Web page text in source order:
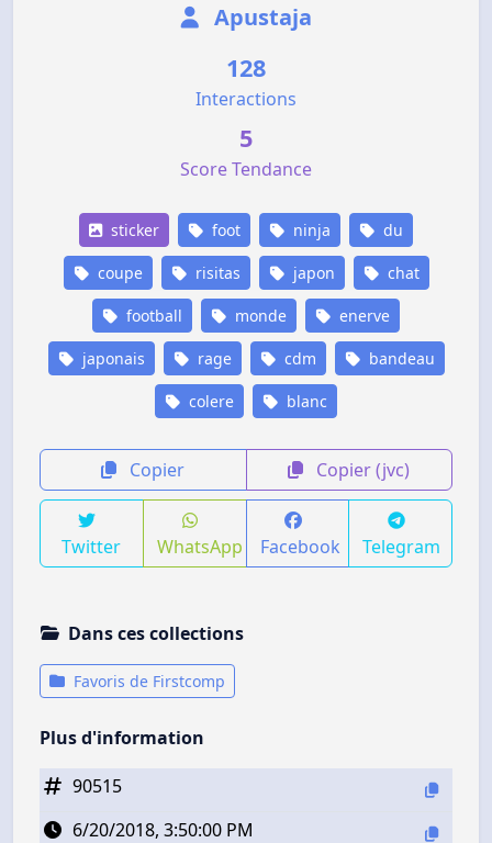
Apustaja
128
Interactions
5
Score Tendance
sticker foot ninja du
coupe risitas japon chat
football monde enerve
japonais rage cdm bandeau
colere blanc
Copier Copier (jvc)
Twitter WhatsApp Facebook Telegram
Dans ces collections
Favoris de Firstcomp
Plus d'information
90515
6/20/2018, 3:50:00 PM